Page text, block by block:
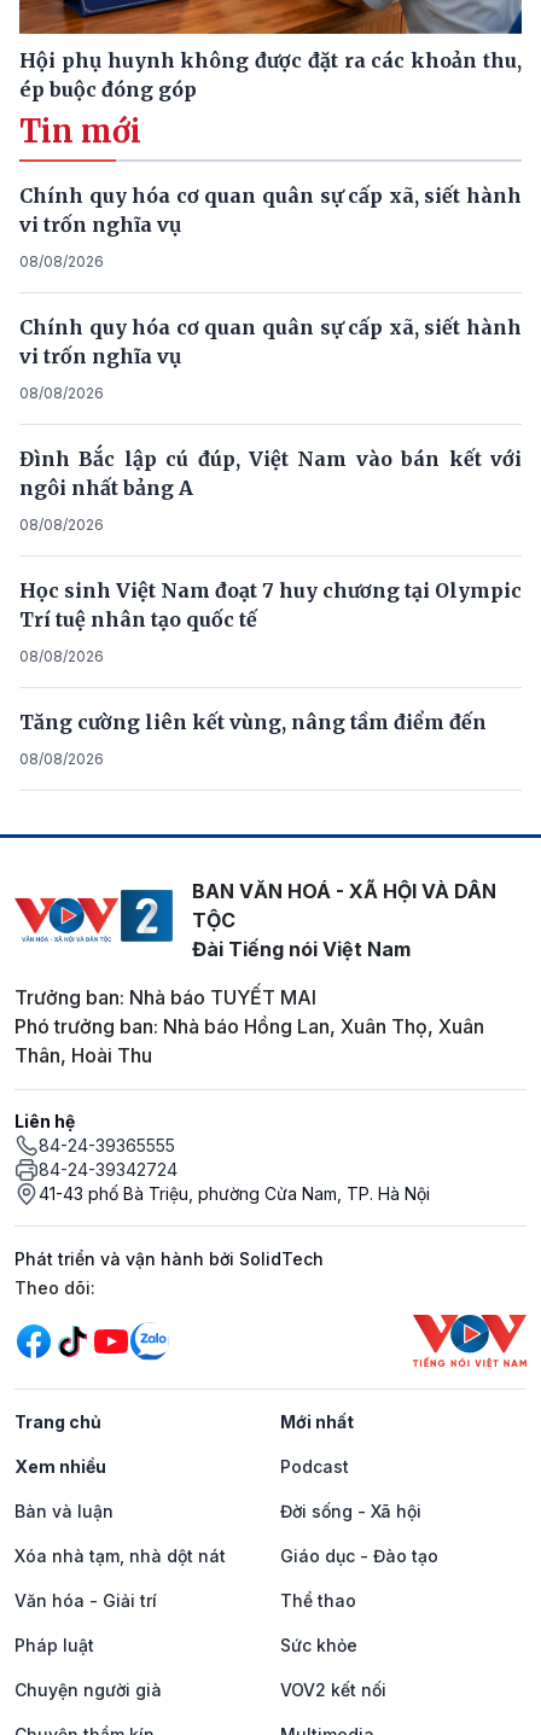
Hội phụ huynh không được đặt ra các khoản thu,
ép buộc đóng góp
Tin mới
Chính quy hóa cơ quan quân sự cấp xã, siết hành
vi trốn nghĩa vụ
08/08/2026
Chính quy hóa cơ quan quân sự cấp xã, siết hành
vi trốn nghĩa vụ
08/08/2026
Đình Bắc lập cú đúp, Việt Nam vào bán kết với
ngôi nhất bảng A
08/08/2026
Học sinh Việt Nam đoạt 7 huy chương tại Olympic
Trí tuệ nhân tạo quốc tế
08/08/2026
Tăng cường liên kết vùng, nâng tầm điểm đến
08/08/2026
BAN VĂN HOÁ - XÃ HỘI VÀ DÂN
TỘC
Đài Tiếng nói Việt Nam
Trưởng ban: Nhà báo TUYẾT MAI
Phó trưởng ban: Nhà báo Hồng Lan, Xuân Thọ, Xuân
Thân, Hoài Thu
Liên hệ
84-24-39365555
84-24-39342724
41-43 phố Bà Triệu, phường Cửa Nam, TP. Hà Nội
Phát triển và vận hành bởi SolidTech
Mạng xã hội
Theo dõi:
Trang chủ Mới nhất
Xem nhiều Podcast
Bàn và luận Đời sống - Xã hội
Xóa nhà tạm, nhà dột nát Giáo dục - Đào tạo
Văn hóa - Giải trí Thể thao
Pháp luật Sức khỏe
Chuyện người già VOV2 kết nối